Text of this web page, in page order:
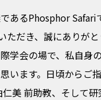
あるPhosphor
だき、誠にありが
学会の場で、私自身
います。日頃からご
美 前助教、そして